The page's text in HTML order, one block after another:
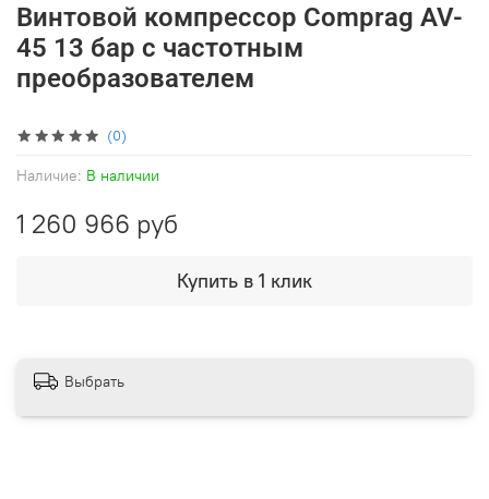
(0)
Наличие: В наличии
Винтовой компрессор Comprag AV-
45 13 бар с частотным
преобразователем
1 260 966 руб
Купить в 1 клик
Выбрать